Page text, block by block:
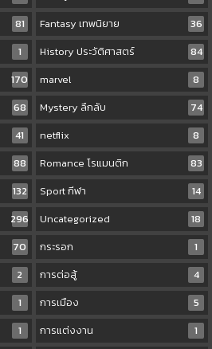
81 Fantasy เทพนิยาย
36
1 History ประวัติศาสตร์
84
170 marvel
8
68 Mystery ลึกลับ
74
41 netflix
8
88 Romance โรแมนติก
83
132 Sport กีฬา
14
296 Uncategorized
18
70 กระรอก
1
2 การต่อสู้
4
1 การเมือง
5
1 การแต่งงาน
1